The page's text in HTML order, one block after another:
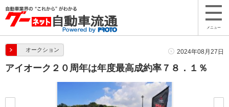
メニュー
オークション 2024年08月27日
アイオーク２０周年は年度最高成約率７８．１％